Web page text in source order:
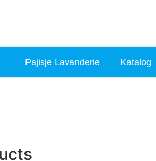
Pajisje Lavanderie Katalog